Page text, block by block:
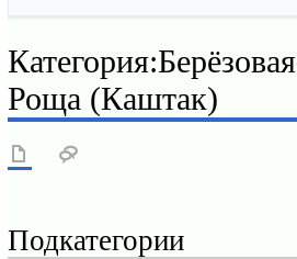
Категория:Берёзовая
Роща (Каштак)
Подкатегории